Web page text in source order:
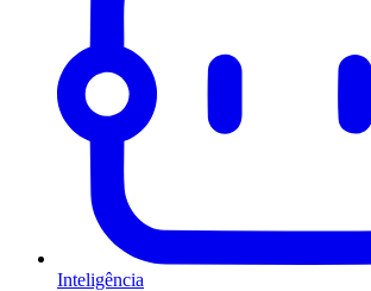
Inteligência